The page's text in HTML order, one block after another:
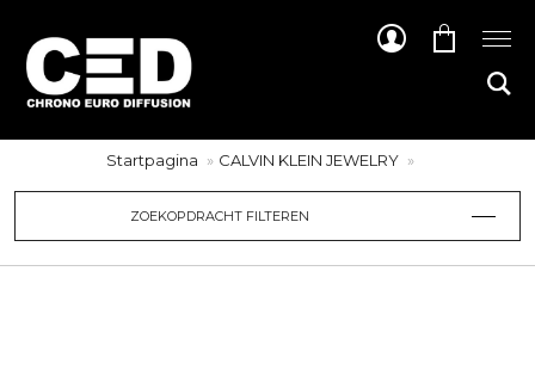
Startpagina CALVIN KLEIN JEWELRY
ZOEKOPDRACHT FILTEREN